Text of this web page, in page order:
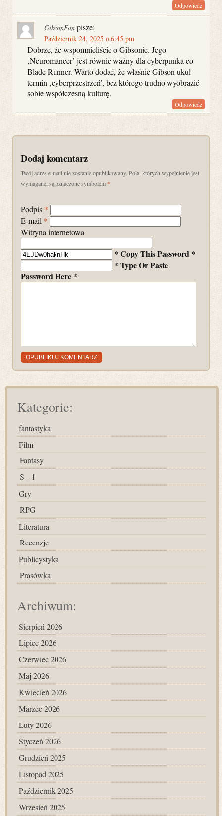
Odpowiedz
GibsonFan pisze:
Październik 24, 2025 o 6:45 pm
Dobrze, że wspomnieliście o Gibsonie. Jego
‚Neuromancer’ jest równie ważny dla cyberpunka co
Blade Runner. Warto dodać, że właśnie Gibson ukuł
termin ‚cyberprzestrzeń’, bez którego trudno wyobrazić
sobie współczesną kulturę.
Odpowiedz
Dodaj komentarz
Twój adres e-mail nie zostanie opublikowany. Pola, których wypełnienie jest
wymagane, są oznaczone symbolem *
Podpis *
E-mail *
Witryna internetowa
* Copy This Password *
* Type Or Paste
Password Here *
Kategorie:
fantastyka
Film
Fantasy
S – f
Gry
RPG
Literatura
Recenzje
Publicystyka
Prasówka
Archiwum:
Sierpień 2026
Lipiec 2026
Czerwiec 2026
Maj 2026
Kwiecień 2026
Marzec 2026
Luty 2026
Styczeń 2026
Grudzień 2025
Listopad 2025
Październik 2025
Wrzesień 2025